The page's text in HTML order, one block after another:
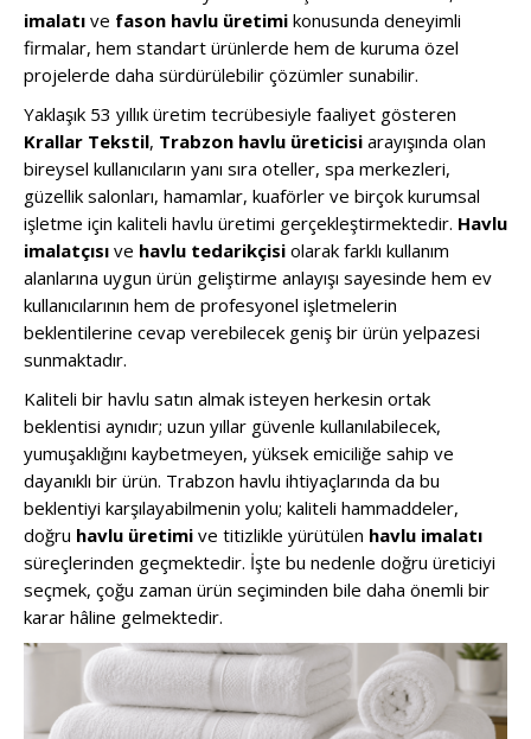
imalatı ve fason havlu üretimi konusunda deneyimli
firmalar, hem standart ürünlerde hem de kuruma özel
projelerde daha sürdürülebilir çözümler sunabilir.
Yaklaşık 53 yıllık üretim tecrübesiyle faaliyet gösteren
Krallar Tekstil, Trabzon havlu üreticisi arayışında olan
bireysel kullanıcıların yanı sıra oteller, spa merkezleri,
güzellik salonları, hamamlar, kuaförler ve birçok kurumsal
işletme için kaliteli havlu üretimi gerçekleştirmektedir. Havlu
imalatçısı ve havlu tedarikçisi olarak farklı kullanım
alanlarına uygun ürün geliştirme anlayışı sayesinde hem ev
kullanıcılarının hem de profesyonel işletmelerin
beklentilerine cevap verebilecek geniş bir ürün yelpazesi
sunmaktadır.
Kaliteli bir havlu satın almak isteyen herkesin ortak
beklentisi aynıdır; uzun yıllar güvenle kullanılabilecek,
yumuşaklığını kaybetmeyen, yüksek emiciliğe sahip ve
dayanıklı bir ürün. Trabzon havlu ihtiyaçlarında da bu
beklentiyi karşılayabilmenin yolu; kaliteli hammaddeler,
doğru havlu üretimi ve titizlikle yürütülen havlu imalatı
süreçlerinden geçmektedir. İşte bu nedenle doğru üreticiyi
seçmek, çoğu zaman ürün seçiminden bile daha önemli bir
karar hâline gelmektedir.